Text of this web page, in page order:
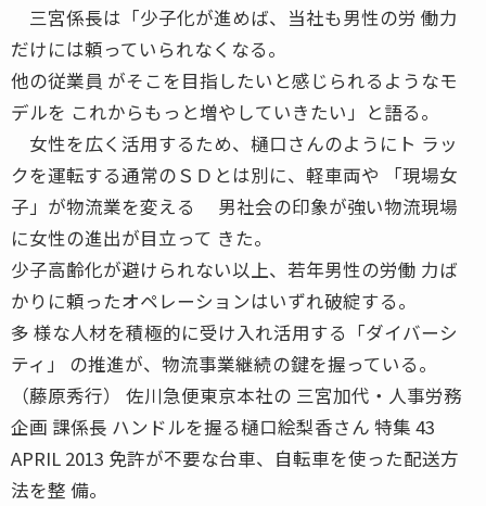
三宮係長は「少子化が進めば、当社も男性の労 働力
だけには頼っていられなくなる。
他の従業員 がそこを目指したいと感じられるようなモ
デルを これからもっと増やしていきたい」と語る。
女性を広く活用するため、樋口さんのようにト ラッ
クを運転する通常のＳＤとは別に、軽車両や 「現場女
子」が物流業を変える 男社会の印象が強い物流現場
に女性の進出が目立って きた。
少子高齢化が避けられない以上、若年男性の労働 力ば
かりに頼ったオペレーションはいずれ破綻する。
多 様な人材を積極的に受け入れ活用する「ダイバーシ
ティ」 の推進が、物流事業継続の鍵を握っている。
（藤原秀行） 佐川急便東京本社の 三宮加代・人事労務
企画 課係長 ハンドルを握る樋口絵梨香さん 特集 43
APRIL 2013 免許が不要な台車、自転車を使った配送方
法を整 備。